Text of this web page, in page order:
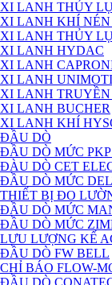
XI LANH THỦY
XI LANH KHÍ NÉN
XI LANH THỦY
XI LANH HYDAC
XI LANH
XI LANH
XI LANH
XI LANH BUCHER
XI LANH KHÍ
ĐẦU DÒ
ĐẦU DÒ MỨC PKP
ĐÀU DÒ CET
ĐẦU DÒ MỨC
THIẾT BỊ ĐO
ĐẦU DÒ MỨC
ĐẦU DÒ MỨC
LƯU LƯỢNG KẾ
ĐẦU DÒ FW BELL
CHỈ BÁO FLOW-
ĐẦU DÒ